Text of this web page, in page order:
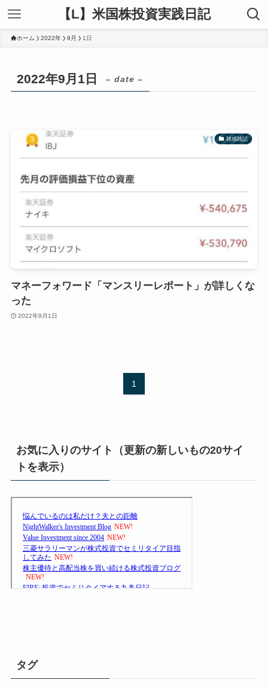
【L】米国株投資実践日記
ホーム 2022年 9月 1日
2022年9月1日 – date –
雑感雑記
マネーフォワード「マンスリーレポート」が詳しくな
った
2022年9月1日
1
お気に入りのサイト（更新の新しいもの20サイ
トを表示）
タグ